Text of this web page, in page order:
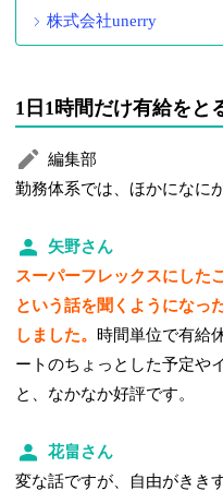
株式会社unerry
1日1時間だけ有給をと
編集部
勤務体系では、ほかになに
矢野さん
スーパーフレックスにした
という話を聞くようになっ
しました。
時間単位で有給
ートのちょっとした予定や
と、なかなか好評です。
花畠さん
変な話ですが、自由がきき